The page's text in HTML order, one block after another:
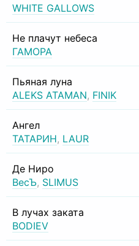
WHITE GALLOWS
Не плачут небеса
ГАМОРА
Пьяная луна
ALEKS ATAMAN, FINIK
Ангел
ТАТАРИН, LAUR
Де Ниро
ВесЪ, SLIMUS
В лучах заката
BODIEV